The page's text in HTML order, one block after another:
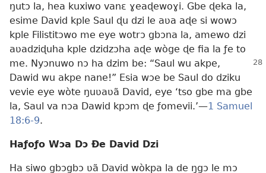
ŋutɔ la, hea kuxiwo vanɛ ɣeaɖewoɣi. Gbe ɖeka la,
esime David kple Saul ɖu dzi le aʋa aɖe si wowɔ
kple Filistitɔwo me eye wotrɔ gbɔna la, amewo dzi
aʋadziɖuha kple dzidzɔha aɖe wòge ɖe fia la ƒe to
me. Nyɔnuwo nɔ ha dzim be: “Saul wu akpe,
Dawid wu akpe nane!” Esia wɔe be Saul do dziku
vevie eye wòte ŋuʋaʋã David, eye ‘tso gbe ma gbe
la, Saul va nɔa Dawid kpɔm ɖe ƒomevii.’—1 Samuel
18:6-9.
Haƒoƒo Wɔa Dɔ Ðe David Dzi
Ha siwo gbɔgbɔ ʋã David wòkpa la de ŋgɔ le mɔ